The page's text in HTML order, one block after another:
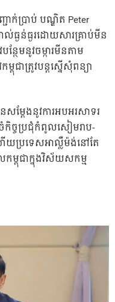
ាក់ប្រាប់ បណ្ឌិត Peter
ធ្ងន់ធ្ងរដោយសារគ្រាប់មីន
ន្ថែមនូវចម្ការមីនតាម
ជាត្រូវបន្តស្នើសុំពន្យា
ម្តែងនូវការអបអរសាទរ
ចំកិច្ចប្រជុំកំពូលសៀមរាប-
យប្រទេសអាល្លឺម៉ង់នៅតែ
កម្ពុជាក្នុងវិស័យសកម្ម